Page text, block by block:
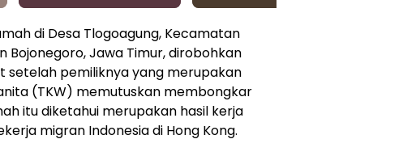
di Desa Tlogoagung, Kecamatan
Bojonegoro, Jawa Timur, dirobohkan
setelah pemiliknya yang merupakan
(TKW) memutuskan membongkar
itu diketahui merupakan hasil kerja
migran Indonesia di Hong Kong.